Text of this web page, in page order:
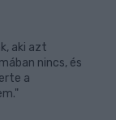
aki azt
nincs, és
a